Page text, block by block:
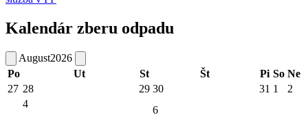
Kalendár zberu odpadu
August2026
Po
Ut St Št Pi So Ne
27 28 29 30 31 1 2
4
6